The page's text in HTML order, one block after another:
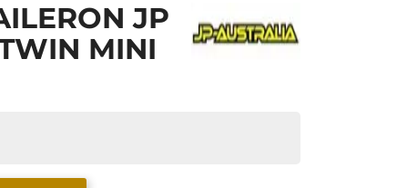
JP
MINI